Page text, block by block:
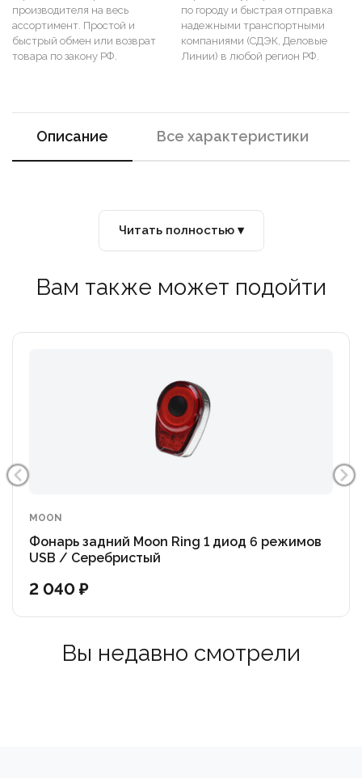
производителя на весь
ассортимент. Простой и
быстрый обмен или возврат
товара по закону РФ.
по городу и быстрая отправка
надежными транспортными
компаниями (СДЭК, Деловые
Линии) в любой регион РФ.
Описание Все характеристики
Читать полностью ▾
Вам также может подойти
MOON
Фонарь задний Moon Ring 1 диод 6 режимов
USB / Серебристый
2 040 ₽
Вы недавно смотрели